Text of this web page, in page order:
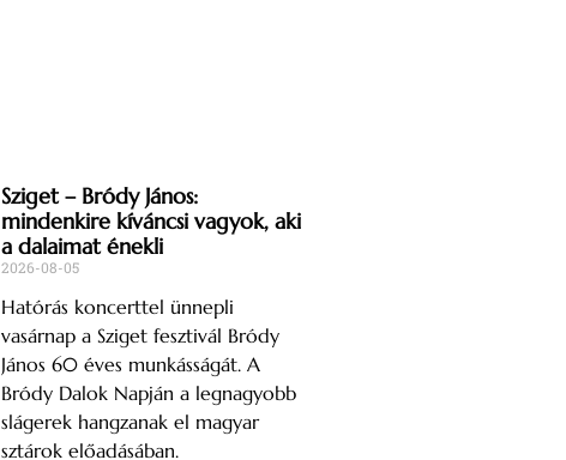
Sziget – Bródy János:
mindenkire kíváncsi vagyok, aki
a dalaimat énekli
2026-08-05
Hatórás koncerttel ünnepli
vasárnap a Sziget fesztivál Bródy
János 60 éves munkásságát. A
Bródy Dalok Napján a legnagyobb
slágerek hangzanak el magyar
sztárok előadásában.